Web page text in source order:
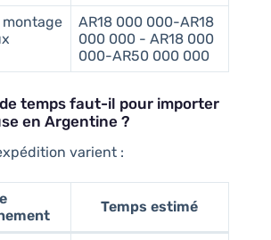
montage
AR18 000 000-AR18
000 000 - AR18 000
000-AR50 000 000
temps faut-il pour importer
en Argentine ?
varient :
Temps estimé